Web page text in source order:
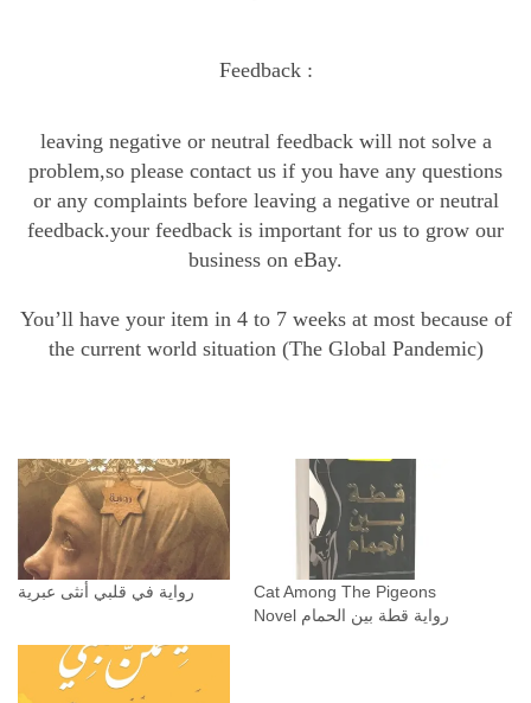
Feedback :
leaving negative or neutral feedback will not solve a
problem,so please contact us if you have any questions
or any complaints before leaving a negative or neutral
feedback.your feedback is important for us to grow our
business on eBay.
You’ll have your item in 4 to 7 weeks at most because of
the current world situation (The Global Pandemic)
رواية في قلبي أنثى عبرية
Cat Among The Pigeons
Novel رواية ‫قطة بين الحمام